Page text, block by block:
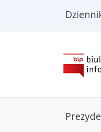
przejdź do